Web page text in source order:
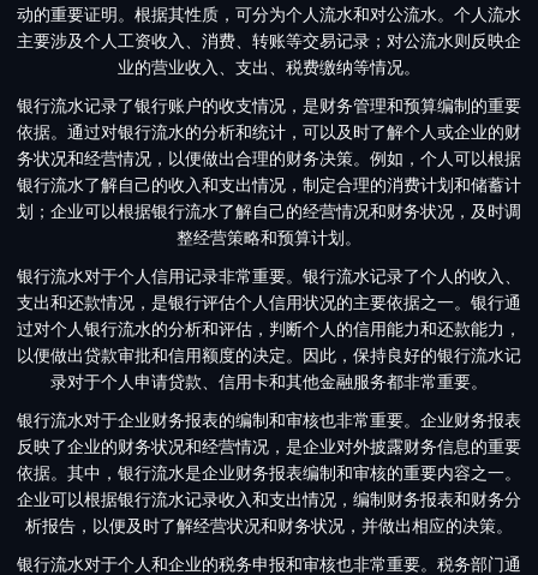
动的重要证明。根据其性质，可分为个人流水和对公流水。个人流水
主要涉及个人工资收入、消费、转账等交易记录；对公流水则反映企
业的营业收入、支出、税费缴纳等情况。
银行流水记录了银行账户的收支情况，是财务管理和预算编制的重要
依据。通过对银行流水的分析和统计，可以及时了解个人或企业的财
务状况和经营情况，以便做出合理的财务决策。例如，个人可以根据
银行流水了解自己的收入和支出情况，制定合理的消费计划和储蓄计
划；企业可以根据银行流水了解自己的经营情况和财务状况，及时调
整经营策略和预算计划。
银行流水对于个人信用记录非常重要。银行流水记录了个人的收入、
支出和还款情况，是银行评估个人信用状况的主要依据之一。银行通
过对个人银行流水的分析和评估，判断个人的信用能力和还款能力，
以便做出贷款审批和信用额度的决定。因此，保持良好的银行流水记
录对于个人申请贷款、信用卡和其他金融服务都非常重要。
银行流水对于企业财务报表的编制和审核也非常重要。企业财务报表
反映了企业的财务状况和经营情况，是企业对外披露财务信息的重要
依据。其中，银行流水是企业财务报表编制和审核的重要内容之一。
企业可以根据银行流水记录收入和支出情况，编制财务报表和财务分
析报告，以便及时了解经营状况和财务状况，并做出相应的决策。
银行流水对于个人和企业的税务申报和审核也非常重要。税务部门通